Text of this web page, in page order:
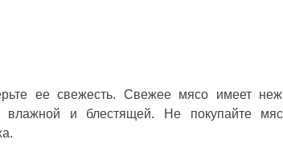
ее свежесть. Свежее мясо имеет
влажной и блестящей. Не покупайте